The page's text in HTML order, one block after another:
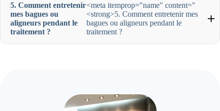
5. Comment entretenir
mes bagues ou
aligneurs pendant le
traitement ?
<meta itemprop="name" content="
<strong>5. Comment entretenir mes
bagues ou aligneurs pendant le
traitement ?